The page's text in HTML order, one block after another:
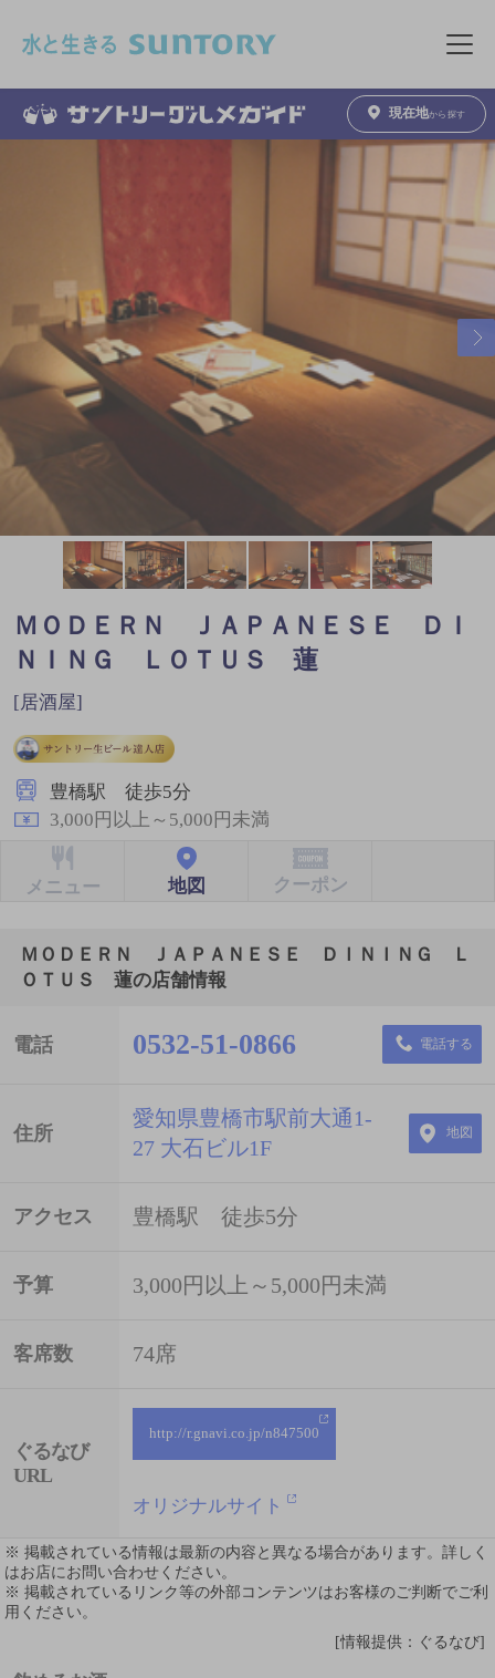
メニュ
現在地から探す
ＭＯＤＥＲＮ ＪＡＰＡＮＥＳＥ ＤＩ
ＮＩＮＧ ＬＯＴＵＳ 蓮
[居酒屋]
豊橋駅 徒歩5分
3,000円以上～5,000円未満
メニュー 地図 クーポン
ＭＯＤＥＲＮ ＪＡＰＡＮＥＳＥ ＤＩＮＩＮＧ Ｌ
ＯＴＵＳ 蓮の店舗情報
電話 0532-51-0866 電話する
住所
愛知県豊橋市駅前大通1-
27 大石ビル1F
地図
アクセス 豊橋駅 徒歩5分
予算 3,000円以上～5,000円未満
客席数 74席
ぐるなび
URL
http://r.gnavi.co.jp/n847500
オリジナルサイト
※ 掲載されている情報は最新の内容と異なる場合があります。詳しく
はお店にお問い合わせください。
※ 掲載されているリンク等の外部コンテンツはお客様のご判断でご利
用ください。
[情報提供：ぐるなび]